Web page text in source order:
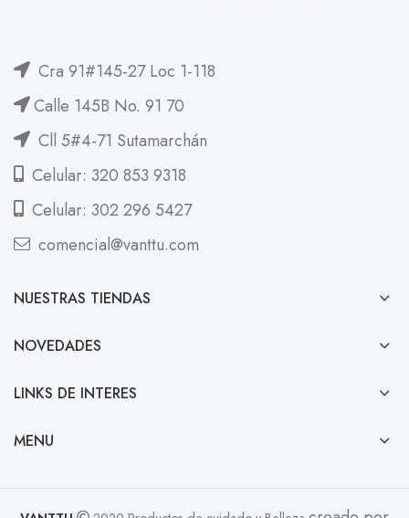
Cra 91#145-27 Loc 1-118
Calle 145B No. 91 70
Cll 5#4-71 Sutamarchán
Celular: 320 853 9318
Celular: 302 296 5427
comencial@vanttu.com
NUESTRAS TIENDAS
NOVEDADES
LINKS DE INTERES
MENU